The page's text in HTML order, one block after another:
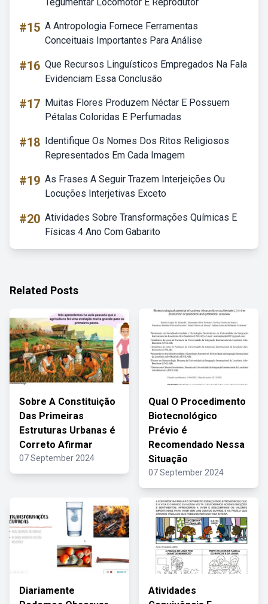
#15 A Antropologia Fornece Ferramentas
Conceituais Importantes Para Análise
#16 Que Recursos Linguísticos Empregados Na Fala
Evidenciam Essa Conclusão
#17 Muitas Flores Produzem Néctar E Possuem
Pétalas Coloridas E Perfumadas
#18 Identifique Os Nomes Dos Ritos Religiosos
Representados Em Cada Imagem
#19 As Frases A Seguir Trazem Interjeições Ou
Locuções Interjetivas Exceto
#20 Atividades Sobre Transformações Químicas E
Físicas 4 Ano Com Gabarito
Related Posts
Sobre A Constituição
Das Primeiras
Estruturas Urbanas é
Correto Afirmar
07 September 2024
Qual O Procedimento
Biotecnológico
Prévio é
Recomendado Nessa
Situação
07 September 2024
Diariamente
Atividades